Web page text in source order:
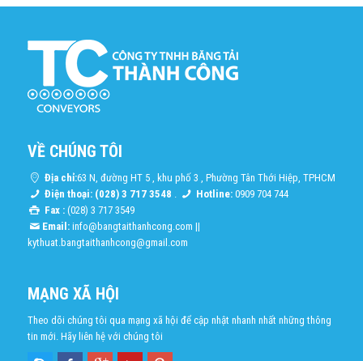
VỀ CHÚNG TÔI
Địa chỉ:63 N, đường HT 5 , khu phố 3 , Phường Tân Thới Hiệp, TPHCM
Điện thoại: (028) 3 717 3548 . Hotline: 0909 704 744
Fax :(028) 3 717 3549
Email: info@bangtaithanhcong.com ||
kythuat.bangtaithanhcong@gmail.com
MẠNG XÃ HỘI
Theo dõi chúng tôi qua mạng xã hội để cập nhật nhanh nhất những thông
tin mới. Hãy liên hệ với chúng tôi